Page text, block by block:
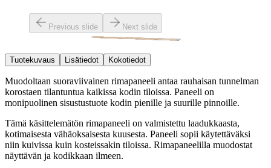
Previous slide Next slide
Tuotekuvaus Lisätiedot Kokotiedot
Muodoltaan suoraviivainen rimapaneeli antaa rauhaisan tunnelman
korostaen tilantuntua kaikissa kodin tiloissa. Paneeli on
monipuolinen sisustustuote kodin pienille ja suurille pinnoille.
Tämä käsittelemätön rimapaneeli on valmistettu laadukkaasta,
kotimaisesta vähäoksaisesta kuusesta. Paneeli sopii käytettäväksi
niin kuivissa kuin kosteissakin tiloissa. Rimapaneelilla muodostat
näyttävän ja kodikkaan ilmeen.